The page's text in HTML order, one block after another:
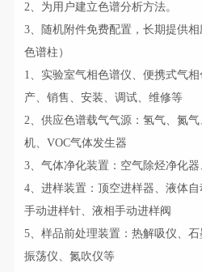
2、为用户建立色谱分析方法。
3、随机附件免费配置，长期提供
色谱柱）
1、实验室气相色谱仪、便携式气
产、销售、安装、调试、维修等
2、供应色谱载气气源：氢气、氮
机、VOC气体发生器
3、气体净化装置：空气除烃净化
4、进样装置：顶空进样器、液体自
手动进样针、液相手动进样阀
5、样品前处理装置：热解吸仪、
振荡仪、氮吹仪等